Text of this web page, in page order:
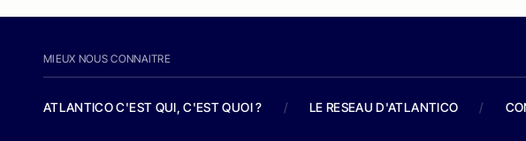
MIEUX NOUS CONNAITRE
ATLANTICO C'EST QUI, C'EST QUOI ? / LE RESEAU D'ATLANTICO /